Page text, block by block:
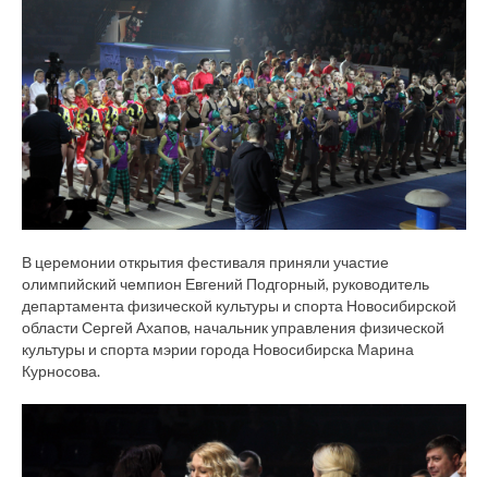
В церемонии открытия фестиваля приняли участие
олимпийский чемпион Евгений Подгорный, руководитель
департамента физической культуры и спорта Новосибирской
области Сергей Ахапов, начальник управления физической
культуры и спорта мэрии города Новосибирска Марина
Курносова.